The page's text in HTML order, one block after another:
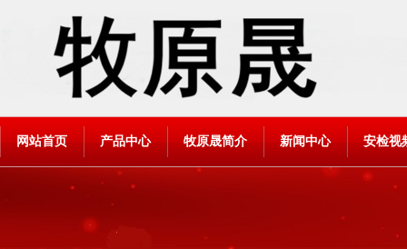
网站首页 产品中心 牧原晟简介 新闻中心 安检视